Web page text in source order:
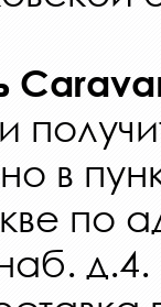
и
в
по
д.4.